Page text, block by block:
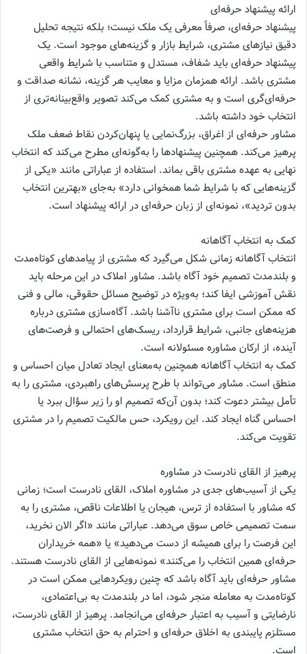
ارائه پیشنهاد حرفه‌ای
پیشنهاد حرفه‌ای، صرفاً معرفی یک ملک نیست؛ بلکه نتیجه تحلیل
دقیق نیازهای مشتری، شرایط بازار و گزینه‌های موجود است. یک
پیشنهاد حرفه‌ای باید شفاف، مستدل و متناسب با شرایط واقعی
مشتری باشد. ارائه همزمان مزایا و معایب هر گزینه، نشانه صداقت و
حرفه‌ای‌گری است و به مشتری کمک می‌کند تصویر واقع‌بینانه‌تری از
انتخاب خود داشته باشد.
مشاور حرفه‌ای از اغراق، بزرگ‌نمایی یا پنهان‌کردن نقاط ضعف ملک
پرهیز می‌کند. همچنین پیشنهادها را به‌گونه‌ای مطرح می‌کند که انتخاب
نهایی به عهده مشتری باقی بماند. استفاده از عباراتی مانند «یکی از
گزینه‌هایی که با شرایط شما همخوانی دارد» به‌جای «بهترین انتخاب
بدون تردید»، نمونه‌ای از زبان حرفه‌ای در ارائه پیشنهاد است.
کمک به انتخاب آگاهانه
انتخاب آگاهانه زمانی شکل می‌گیرد که مشتری از پیامدهای کوتاه‌مدت
و بلندمدت تصمیم خود آگاه باشد. مشاور املاک در این مرحله باید
نقش آموزشی ایفا کند؛ به‌ویژه در توضیح مسائل حقوقی، مالی و فنی
که ممکن است برای مشتری ناآشنا باشد. آگاه‌سازی مشتری درباره
هزینه‌های جانبی، شرایط قرارداد، ریسک‌های احتمالی و فرصت‌های
آینده، از ارکان مشاوره مسئولانه است.
کمک به انتخاب آگاهانه همچنین به‌معنای ایجاد تعادل میان احساس و
منطق است. مشاور می‌تواند با طرح پرسش‌های راهبردی، مشتری را به
تأمل بیشتر دعوت کند؛ بدون آن‌که تصمیم او را زیر سؤال ببرد یا
احساس گناه ایجاد کند. این رویکرد، حس مالکیت تصمیم را در مشتری
تقویت می‌کند.
پرهیز از القای نادرست در مشاوره
یکی از آسیب‌های جدی در مشاوره املاک، القای نادرست است؛ زمانی
که مشاور با استفاده از ترس، هیجان یا اطلاعات ناقص، مشتری را به
سمت تصمیمی خاص سوق می‌دهد. عباراتی مانند «اگر الان نخرید،
این فرصت را برای همیشه از دست می‌دهید» یا «همه خریداران
حرفه‌ای همین انتخاب را می‌کنند» نمونه‌هایی از القای نادرست هستند.
مشاور حرفه‌ای باید آگاه باشد که چنین رویکردهایی ممکن است در
کوتاه‌مدت به معامله منجر شود، اما در بلندمدت به بی‌اعتمادی،
نارضایتی و آسیب به اعتبار حرفه‌ای می‌انجامد. پرهیز از القای نادرست،
مستلزم پایبندی به اخلاق حرفه‌ای و احترام به حق انتخاب مشتری
است.